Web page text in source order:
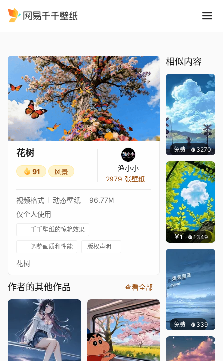
花树
91 风景
渔小小
2979 张壁纸
视频格式 动态壁纸
96.77M
仅个人使用
千千壁纸的惊艳效果
调整画质和性能 版权声明
花树
作者的其他作品 查看全部
相似内容
免费 3270星梦
￥1 1349 渔小
免费 339冰茶Ln